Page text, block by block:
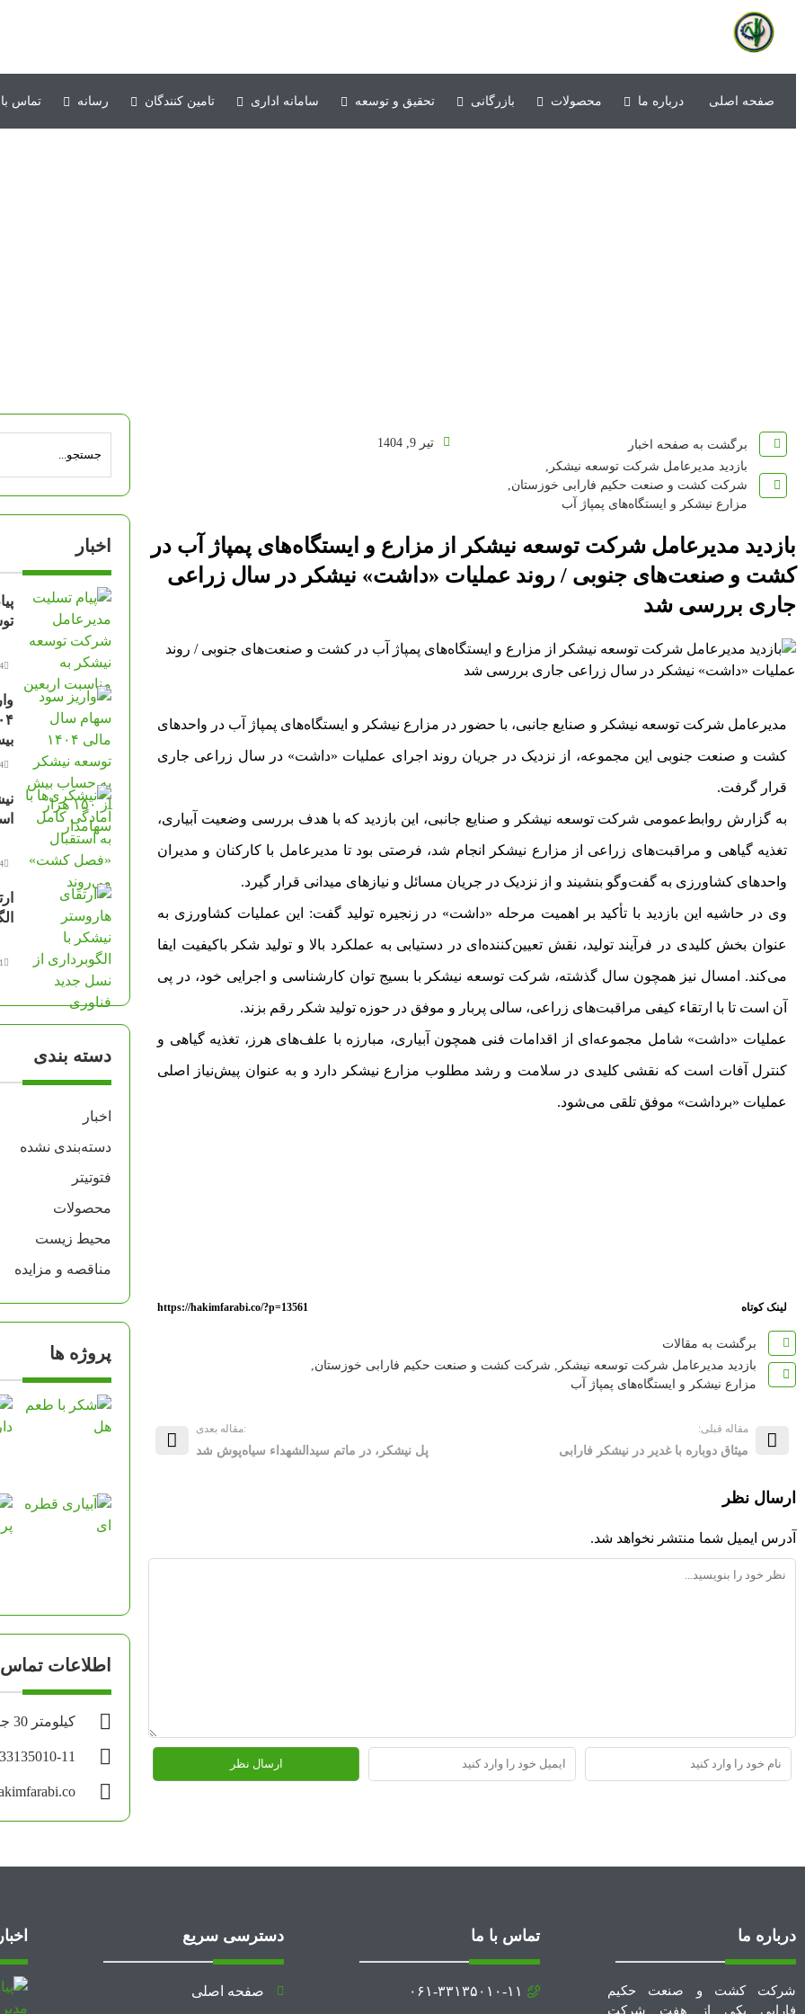
صفحه اصلی درباره ما محصولات بازرگانی تحقیق و توسعه سامانه اداری تامین کنندگان رسانه تماس
برگشت به صفحه اخبار
بازدید مدیرعامل شرکت توسعه نیشکر ,
شرکت کشت و صنعت حکیم فارابی خوزستان,
مزارع نیشکر و ایستگاه‌های پمپاژ آب
تیر 9, 1404
بازدید مدیرعامل شرکت توسعه نیشکر از مزارع و ایستگاه‌های پمپاژ آب در
کشت و صنعت‌های جنوبی / روند عملیات «داشت» نیشکر در سال زراعی
جاری بررسی شد
مدیرعامل شرکت توسعه نیشکر و صنایع جانبی، با حضور در مزارع نیشکر و ایستگاه‌های پمپاژ آب در واحدهای
کشت و صنعت جنوبی این مجموعه، از نزدیک در جریان روند اجرای عملیات «داشت» در سال زراعی جاری
قرار گرفت.
به گزارش روابط‌عمومی شرکت توسعه نیشکر و صنایع جانبی، این بازدید که با هدف بررسی وضعیت آبیاری،
تغذیه گیاهی و مراقبت‌های زراعی از مزارع نیشکر انجام شد، فرصتی بود تا مدیرعامل با کارکنان و مدیران
واحدهای کشاورزی به گفت‌وگو بنشیند و از نزدیک در جریان مسائل و نیازهای میدانی قرار گیرد.
وی در حاشیه این بازدید با تأکید بر اهمیت مرحله «داشت» در زنجیره تولید گفت: این عملیات کشاورزی به
عنوان بخش کلیدی در فرآیند تولید، نقش تعیین‌کننده‌ای در دستیابی به عملکرد بالا و تولید شکر باکیفیت ایفا
می‌کند. امسال نیز همچون سال گذشته، شرکت توسعه نیشکر با بسیج توان کارشناسی و اجرایی خود، در پی
آن است تا با ارتقاء کیفی مراقبت‌های زراعی، سالی پربار و موفق در حوزه تولید شکر رقم بزند.
عملیات «داشت» شامل مجموعه‌ای از اقدامات فنی همچون آبیاری، مبارزه با علف‌های هرز، تغذیه گیاهی و
کنترل آفات است که نقشی کلیدی در سلامت و رشد مطلوب مزارع نیشکر دارد و به عنوان پیش‌نیاز اصلی
عملیات «برداشت» موفق تلقی می‌شود.
لینک کوتاه https://hakimfarabi.co/?p=13561
برگشت به مقالات
بازدید مدیرعامل شرکت توسعه نیشکر , شرکت کشت و صنعت حکیم فارابی خوزستان,
مزارع نیشکر و ایستگاه‌های پمپاژ آب
مقاله قبلی:
میثاق دوباره با غدیر در نیشکر فارابی
:مقاله بعدی
پل نیشکر، در ماتم سیدالشهداء سیاه‌پوش شد
ارسال نظر
آدرس ایمیل شما منتشر نخواهد شد.
اخبار
14
بیش
14
14
11
دسته بندی
اخبار
دسته‌بندی نشده
فتوتیتر
محصولات
محیط زیست
مناقصه و مزایده
پروژه ها
اطلاعات تماس
کیلومتر 30 جاده اهواز - آبادان
11
درباره ما
شرکت کشت و صنعت حکیم
فارابی یکی از هفت شرکت
تماس با ما
۰۶۱-۳۳۱۳۵۰۱۰-۱۱
دسترسی سریع
صفحه اصلی